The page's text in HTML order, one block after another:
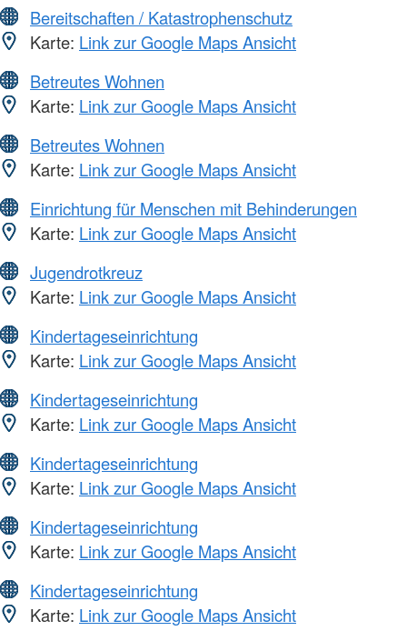
Bereitschaften / Katastrophenschutz
Karte: Link zur Google Maps Ansicht
Betreutes Wohnen
Karte: Link zur Google Maps Ansicht
Betreutes Wohnen
Karte: Link zur Google Maps Ansicht
Einrichtung für Menschen mit Behinderungen
Karte: Link zur Google Maps Ansicht
Jugendrotkreuz
Karte: Link zur Google Maps Ansicht
Kindertageseinrichtung
Karte: Link zur Google Maps Ansicht
Kindertageseinrichtung
Karte: Link zur Google Maps Ansicht
Kindertageseinrichtung
Karte: Link zur Google Maps Ansicht
Kindertageseinrichtung
Karte: Link zur Google Maps Ansicht
Kindertageseinrichtung
Karte: Link zur Google Maps Ansicht